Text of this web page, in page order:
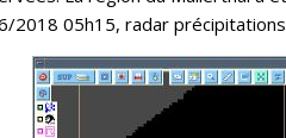
05h15, radar précipitations